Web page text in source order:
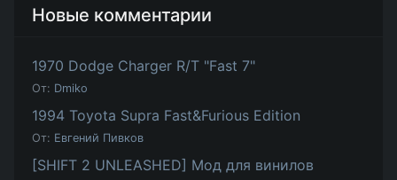
Новые комментарии
1970 Dodge Charger R/T "Fast 7"
От: Dmiko
1994 Toyota Supra Fast&Furious Edition
От: Евгений Пивков
[SHIFT 2 UNLEASHED] Мод для винилов